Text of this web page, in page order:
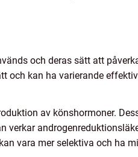
och deras sätt att
och kan ha varierande
av könshormoner.
verkar
vara mer selektiva och ha